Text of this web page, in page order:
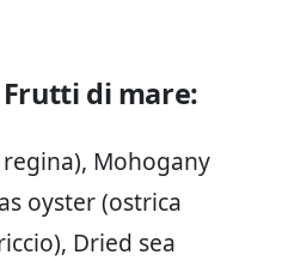
di mare:
Mohogany
oyster (ostrica
Dried sea